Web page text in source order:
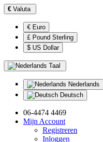
€ Valuta
€ Euro
£ Pound Sterling
$ US Dollar
Taal
Nederlands
Deutsch
06-4474 4469
Mijn Account
Registreren
Inloggen